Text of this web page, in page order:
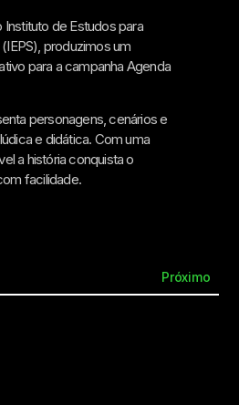
de Estudos para
produzimos um
para a campanha Agenda
personagens, cenários e
e didática. Com uma
a história conquista o
facilidade.
Próximo